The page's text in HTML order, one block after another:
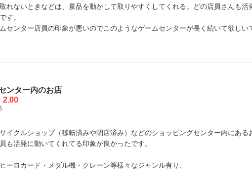
れないときなどは、景品を動かして取りやすくしてくれる。どの店員さんも活
す。
センター店員の印象が悪いのでこのようなゲームセンターが長く続いて欲しい
ンター内のお店
2.00
イクルショップ（移転済みや閉店済み）などのショッピングセンター内にある
も活発に動いてくれてる印象が良かったです。
ーロカード・メダル機・クレーン等様々なジャンル有り、